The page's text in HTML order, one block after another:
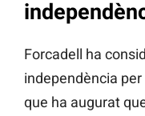
Forcadell ha
independència per
que ha augurat